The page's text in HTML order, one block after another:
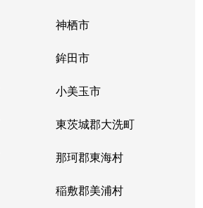
神栖市
鉾田市
小美玉市
東茨城郡大洗町
那珂郡東海村
稲敷郡美浦村